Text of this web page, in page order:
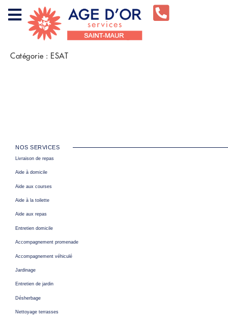
Catégorie : ESAT
NOS SERVICES
Livraison de repas
Aide à domicile
Aide aux courses
Aide à la toilette
Aide aux repas
Entretien domicile
Accompagnement promenade
Accompagnement véhiculé
Jardinage
Entretien de jardin
Désherbage
Nettoyage terrasses